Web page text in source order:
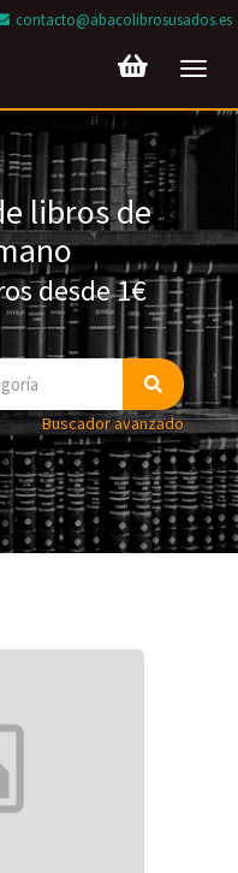
contacto@abacolibrosusados.es
libros de
desde 1€
Buscador avanzado